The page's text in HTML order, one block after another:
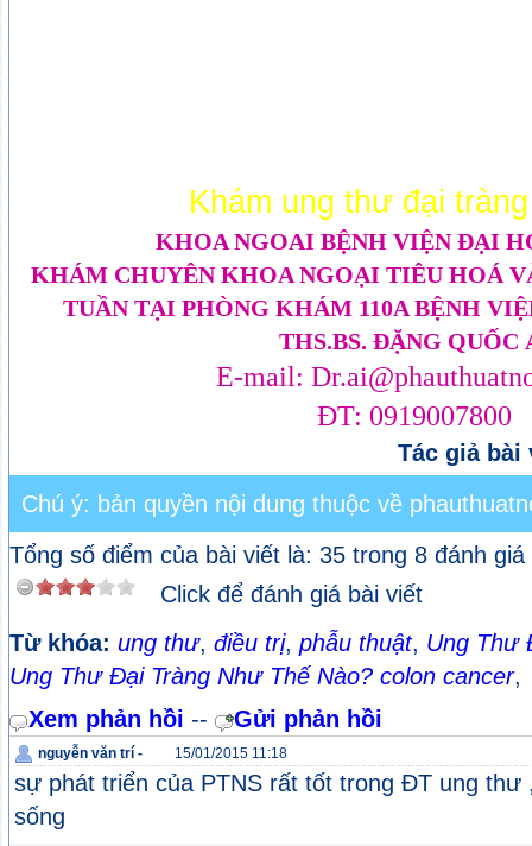
Khám ung thư đại
KHOA NGOAI BỆNH VIỆN ĐẠI
KHÁM CHUYÊN KHOA NGOẠI TIÊU HOÁ
TUẦN TẠI PHÒNG KHÁM 110A BỆNH
THS.BS. ĐẶNG QUỐC
E-mail:
ĐT: 0919007800
Tác giả
Chú ý: bản quyền nội dung thuộc về
Tổng số điểm của bài viết là: 35 trong 8 đánh giá
Click để đánh giá bài viết
Từ khóa: ung thư, điều trị, phẫu thuật, Ung Thư
Ung Thư Đại Tràng Như Thế Nào? colon cancer,
Xem phản hồi -- Gửi phản hồi
nguyễn văn trí - 15/01/2015 11:18
sự phát triển của PTNS rất tốt trong ĐT ung thư
sống